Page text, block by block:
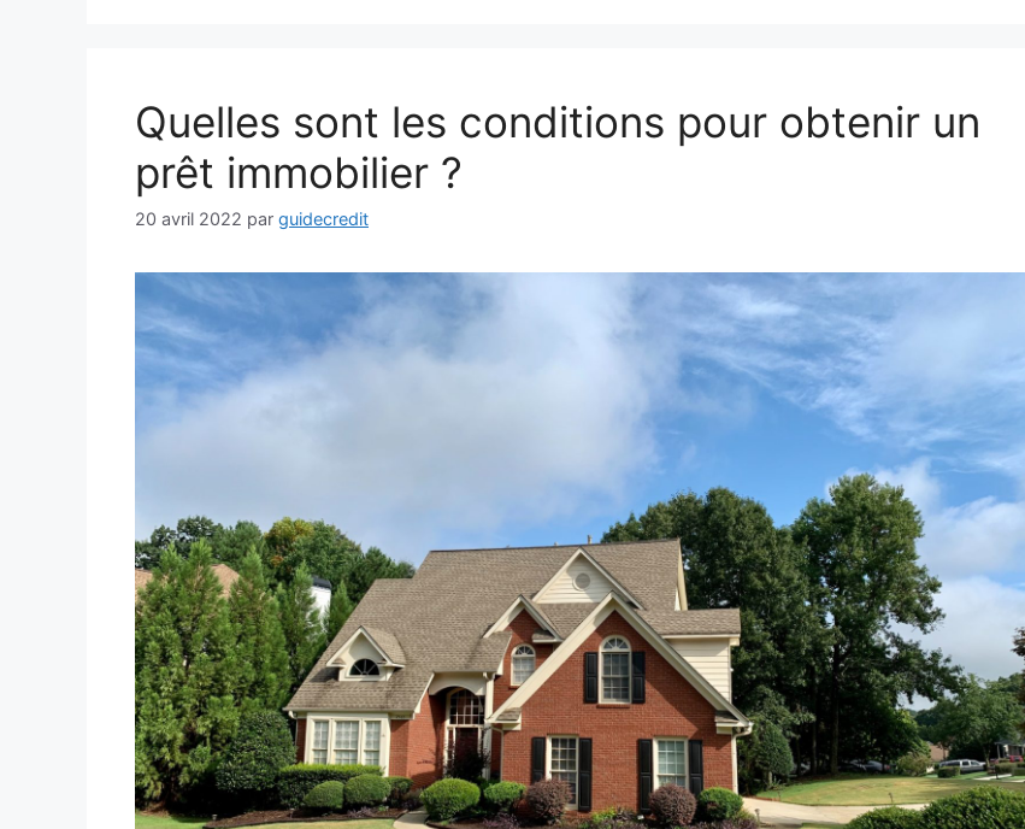
Quelles sont les conditions pour obtenir un
prêt immobilier ?
20 avril 2022 par guidecredit